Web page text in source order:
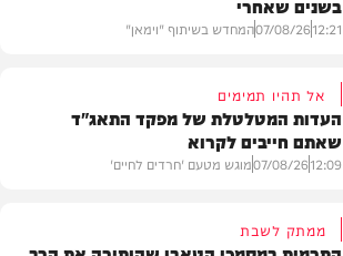
בשנים שאחרי
12:21
07/08/26המחדש בשיתוף "וימאן"
אל תהיו תמימים
העדות המטלטלת של מפקד התאג"ד
שאתם חייבים לקרוא
12:09
07/08/26מוגש מטעם 'חרדים לחיים'
ממתק לשבת